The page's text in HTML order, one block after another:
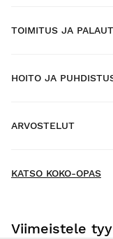
TOIMITUS JA
Kotiinkuljetus
HOITO JA
ARVOSTELUT
KATSO KOKO-OPAS
Viimeistele